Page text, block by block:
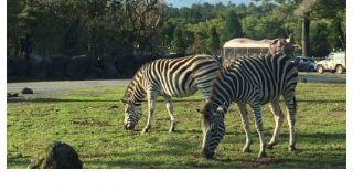
千葉北
伊豆
千葉南
大阪
その他
ルール＆How to
VOTE!
サーファーズ